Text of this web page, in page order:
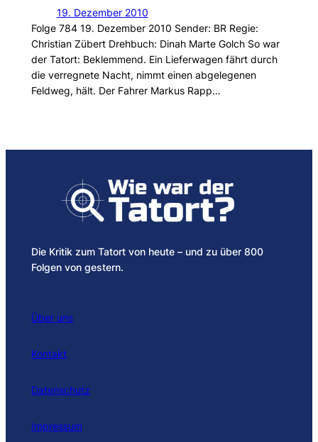
19. Dezember 2010
Folge 784 19. Dezember 2010 Sender: BR Regie:
Christian Zübert Drehbuch: Dinah Marte Golch So war
der Tatort: Beklemmend. Ein Lieferwagen fährt durch
die verregnete Nacht, nimmt einen abgelegenen
Feldweg, hält. Der Fahrer Markus Rapp…
Die Kritik zum Tatort von heute – und zu über 800
Folgen von gestern.
Über uns
Kontakt
Datenschutz
Impressum